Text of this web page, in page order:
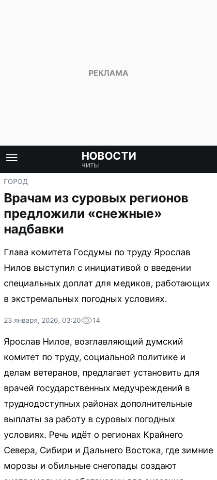
НОВОСТИ
ЧИТЫ
ГОРОД
Врачам из суровых регионов
предложили «снежные»
надбавки
Глава комитета Госдумы по труду Ярослав
Нилов выступил с инициативой о введении
специальных доплат для медиков, работающих
в экстремальных погодных условиях.
23 января, 2026, 03:20 14
Ярослав Нилов, возглавляющий думский
комитет по труду, социальной политике и
делам ветеранов, предлагает установить для
врачей государственных медучреждений в
труднодоступных районах дополнительные
выплаты за работу в суровых погодных
условиях. Речь идёт о регионах Крайнего
Севера, Сибири и Дальнего Востока, где зимние
морозы и обильные снегопады создают